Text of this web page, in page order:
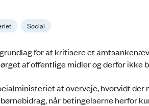
Social
for at kritisere et
af offentlige midler og derfor ikke
at overveje, hvorvidt
når betingelserne herfor